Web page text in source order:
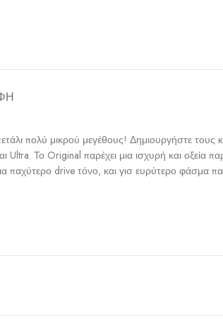
πολύ μικρού μεγέθους! Δημιουργήστε τους
Ultra. Το Original παρέχει μια ισχυρή και οξεία
παχύτερο drive τόνο, και γισ ευρύτερο φάσμα